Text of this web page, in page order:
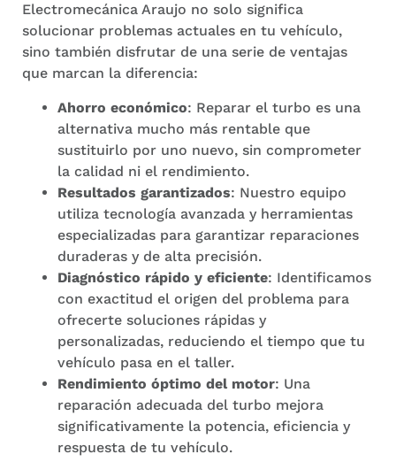
Electromecánica Araujo no solo significa
solucionar problemas actuales en tu vehículo,
sino también disfrutar de una serie de ventajas
que marcan la diferencia:
Ahorro económico: Reparar el turbo es una
alternativa mucho más rentable que
sustituirlo por uno nuevo, sin comprometer
la calidad ni el rendimiento.
Resultados garantizados: Nuestro equipo
utiliza tecnología avanzada y herramientas
especializadas para garantizar reparaciones
duraderas y de alta precisión.
Diagnóstico rápido y eficiente: Identificamos
con exactitud el origen del problema para
ofrecerte soluciones rápidas y
personalizadas, reduciendo el tiempo que tu
vehículo pasa en el taller.
Rendimiento óptimo del motor: Una
reparación adecuada del turbo mejora
significativamente la potencia, eficiencia y
respuesta de tu vehículo.